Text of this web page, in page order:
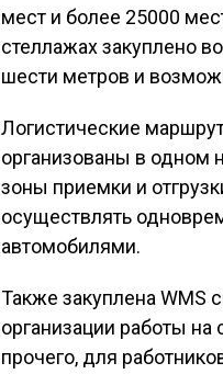
мест и более 25000
стеллажах закуплено
шести метров и
Логистические
организованы в одном
зоны приемки и
осуществлять
автомобилями.
Также закуплена WMS
организации работы
прочего, для